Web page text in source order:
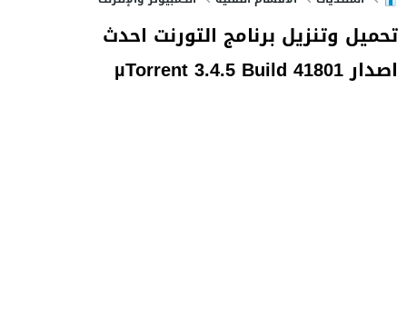
تحميل وتنزيل برنامج التورنت احدث
اصدار µTorrent 3.4.5 Build 41801